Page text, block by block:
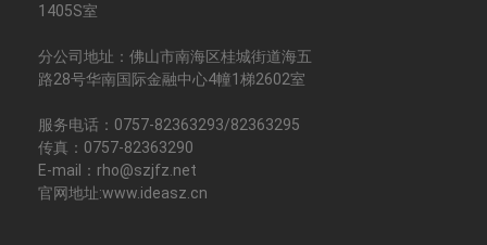
1405S室
分公司地址：佛山市南海区桂城街道海五
路28号华南国际金融中心4幢1梯2602室
服务电话：0757-82363293/82363295
传真：0757-82363290
E-mail：rho@szjfz.net
官网地址:www.ideasz.cn